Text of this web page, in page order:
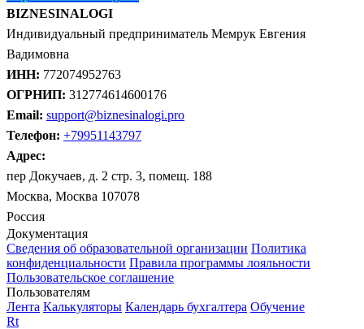
BIZNESINALOGI
Индивидуальный предприниматель Мемрук Евгения
Вадимовна
ИНН: 772074952763
ОГРНИП: 312774614600176
Email: support@biznesinalogi.pro
Телефон: +79951143797
Адрес:
пер Докучаев, д. 2 стр. 3, помещ. 188
Москва, Москва 107078
Россия
Документация
Сведения об образовательной организации Политика
конфиденциальности Правила программы лояльности
Пользовательское соглашение
Пользователям
Лента Калькуляторы Календарь бухгалтера Обучение
Rt